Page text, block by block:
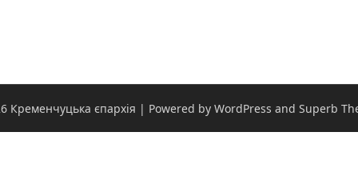
Кременчуцька єпархія | Powered by WordPress and Superb